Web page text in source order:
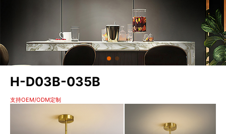
H-D03B-035B
支持OEM/ODM定制